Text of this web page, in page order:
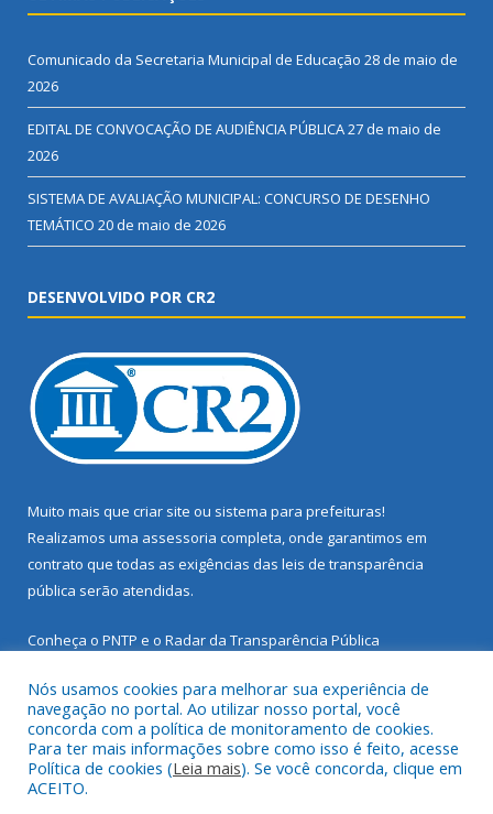
Comunicado da Secretaria Municipal de Educação 28 de maio de
2026
EDITAL DE CONVOCAÇÃO DE AUDIÊNCIA PÚBLICA27 de maio de
2026
SISTEMA DE AVALIAÇÃO MUNICIPAL: CONCURSO DE DESENHO
TEMÁTICO 20 de maio de 2026
DESENVOLVIDO POR CR2
Muito mais que criar site ou sistema para prefeituras!
Realizamos uma assessoria completa, onde garantimos em
contrato que todas as exigências das leis de transparência
pública serão atendidas.
Conheça o PNTP e o Radar da Transparência Pública
Todos os direitos reservados a Prefeitura Municipal de Santarém
Novo.
Nós usamos cookies para melhorar sua experiência de
navegação no portal. Ao utilizar nosso portal, você
concorda com a política de monitoramento de cookies.
Para ter mais informações sobre como isso é feito, acesse
Política de cookies (Leia mais). Se você concorda, clique em
ACEITO.